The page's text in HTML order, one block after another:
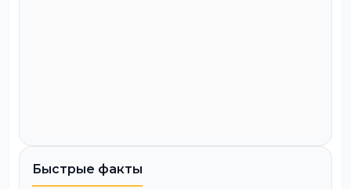
Быстрые факты